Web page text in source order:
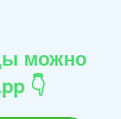
можно
👇